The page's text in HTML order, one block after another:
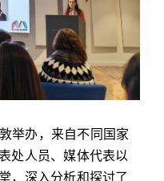
举办，来自不同国家
处人员、媒体代表以